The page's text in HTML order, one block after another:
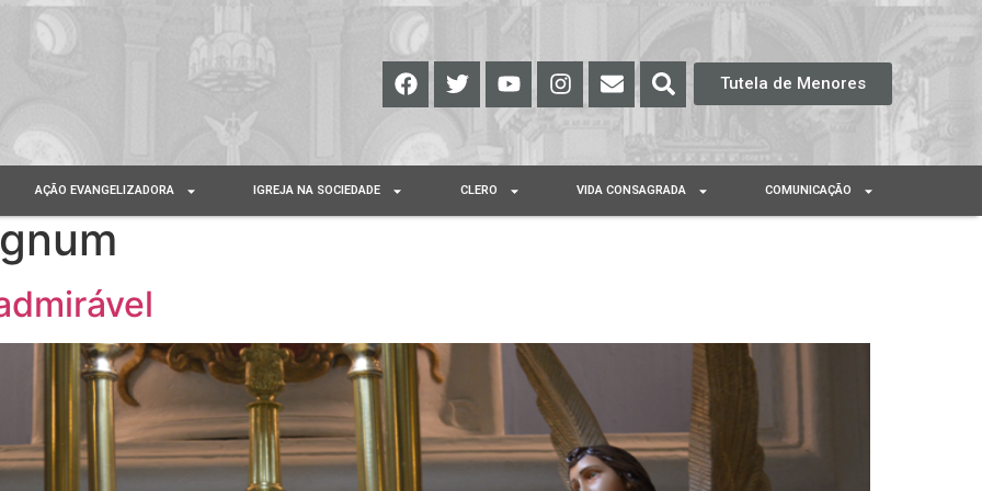
Tutela de Menores
AÇÃO EVANGELIZADORA IGREJA NA SOCIEDADE CLERO VIDA CONSAGRADA COMUNICAÇÃO